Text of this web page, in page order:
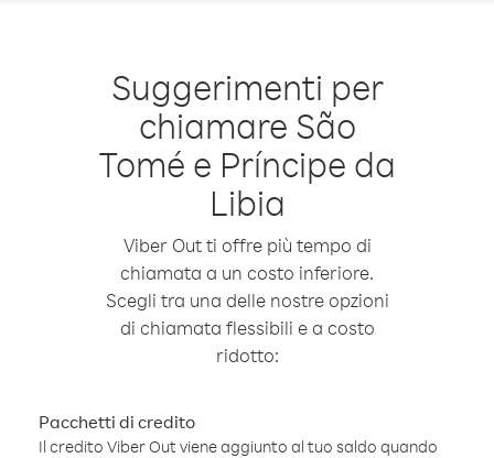
Suggerimenti per
chiamare São
Tomé e Príncipe da
Libia
Viber Out ti offre più tempo di
chiamata a un costo inferiore.
Scegli tra una delle nostre opzioni
di chiamata flessibili e a costo
ridotto:
Pacchetti di credito
Il credito Viber Out viene aggiunto al tuo saldo quando